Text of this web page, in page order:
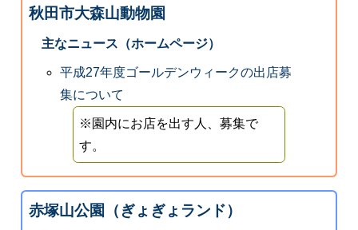
秋田市大森山動物園
主なニュース（ホームページ）
平成27年度ゴールデンウィークの出店募
集について
※園内にお店を出す人、募集で
す。
赤塚山公園（ぎょぎょランド）